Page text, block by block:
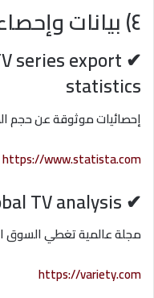
٤) بيانات وإحصاءات دولية
series export
statistics
إحصائيات موثوقة عن حجم
https://www.statista.com
✔ Variety Magazine – Global TV analysis
مجلة عالمية تغطي السوق
https://variety.com